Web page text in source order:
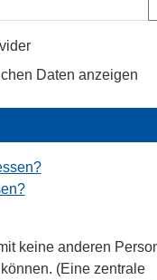
Daten anzeigen
keine anderen
(Eine zentrale